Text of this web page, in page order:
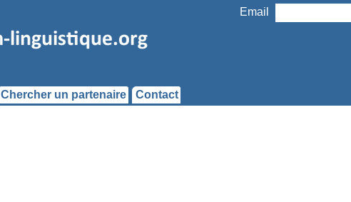
Email
Chercher un partenaire Contact